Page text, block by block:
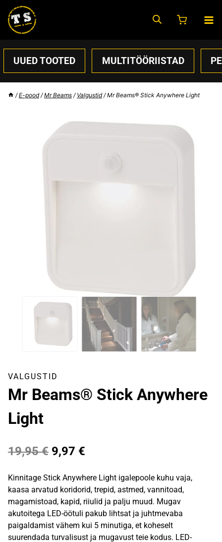
content
UUED TOOTED MULTITÖÖRIISTAD
/ E-pood / Mr Beams / Valgustid / Mr Beams® Stick Anywhere Light
VALGUSTID
Mr Beams® Stick Anywhere
Light
19,95€ Algne
oli:
19,95 €.
9,97 €
on:
9,97 €.
Kinnitage Stick Anywhere Light igalepoole kuhu vaja,
kaasa arvatud koridorid, trepid, astmed, vannitoad,
magamistoad, kapid, riiulid ja palju muud. Mugav
akutoitega LED-öötuli pakub lihtsat ja juhtmevaba
paigaldamist vähem kui 5 minutiga, et koheselt
suurendada turvalisust ja mugavust teie kodus. LED-